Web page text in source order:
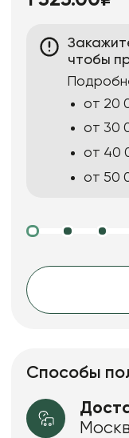
чтобы
от 20
от 30
от 40
от 50
Способы